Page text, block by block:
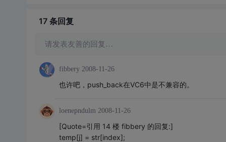
17 条回复
请发表友善的回复…
fibbery 2008-11-26
也许吧，push_back在VC6中是不兼容的。
loenepndulm 2008-11-26
[Quote=引用 14 楼 fibbery 的回复:]
temp[j] = str[index];